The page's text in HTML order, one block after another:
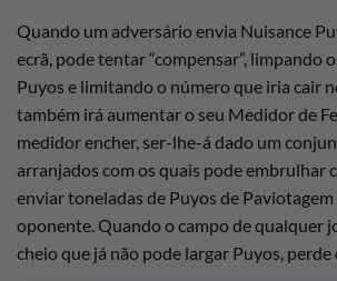
Quando um adversário envia Nuisance
ecrã, pode tentar “compensar”, limpando
Puyos e limitando o número que iria cair
também irá aumentar o seu Medidor de
medidor encher, ser-lhe-á dado um
arranjados com os quais pode embrulhar
enviar toneladas de Puyos de Paviotagem
oponente. Quando o campo de qualquer
cheio que já não pode largar Puyos, perde